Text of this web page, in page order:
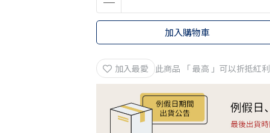
加入購物車
加入最愛 此商品 「 最高 」可以折抵紅利